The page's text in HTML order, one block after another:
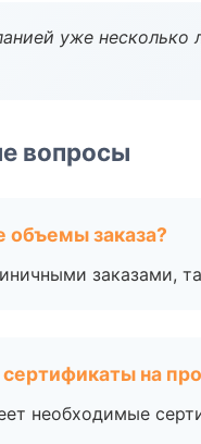
уже несколько
вопросы
объемы заказа?
заказами,
на
необходимые